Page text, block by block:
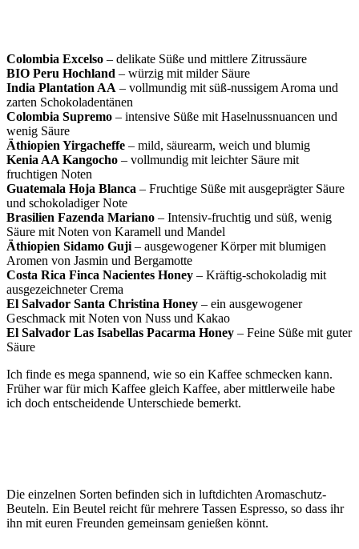
Colombia Excelso – delikate Süße und mittlere Zitrussäure
BIO Peru Hochland – würzig mit milder Säure
India Plantation AA – vollmundig mit süß-nussigem Aroma und
zarten Schokoladentänen
Colombia Supremo – intensive Süße mit Haselnussnuancen und
wenig Säure
Äthiopien Yirgacheffe – mild, säurearm, weich und blumig
Kenia AA Kangocho – vollmundig mit leichter Säure mit
fruchtigen Noten
Guatemala Hoja Blanca – Fruchtige Süße mit ausgeprägter Säure
und schokoladiger Note
Brasilien Fazenda Mariano – Intensiv-fruchtig und süß, wenig
Säure mit Noten von Karamell und Mandel
Äthiopien Sidamo Guji – ausgewogener Körper mit blumigen
Aromen von Jasmin und Bergamotte
Costa Rica Finca Nacientes Honey – Kräftig-schokoladig mit
ausgezeichneter Crema
El Salvador Santa Christina Honey – ein ausgewogener
Geschmack mit Noten von Nuss und Kakao
El Salvador Las Isabellas Pacarma Honey – Feine Süße mit guter
Säure
Ich finde es mega spannend, wie so ein Kaffee schmecken kann.
Früher war für mich Kaffee gleich Kaffee, aber mittlerweile habe
ich doch entscheidende Unterschiede bemerkt.
Die einzelnen Sorten befinden sich in luftdichten Aromaschutz-
Beuteln. Ein Beutel reicht für mehrere Tassen Espresso, so dass ihr
ihn mit euren Freunden gemeinsam genießen könnt.